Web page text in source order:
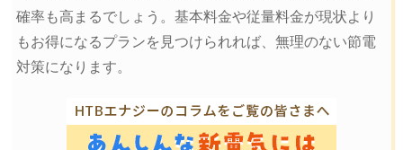
確率も高まるでしょう。基本料金や従量料金が現状より
もお得になるプランを見つけられれば、無理のない節電
対策になります。